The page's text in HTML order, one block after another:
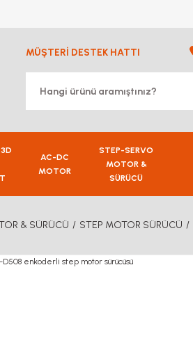
MÜŞTERİ DESTEK HATTI
AC-DC
MOTOR
STEP-SERVO
MOTOR &
SÜRÜCÜ
& SÜRÜCÜ STEP MOTOR SÜRÜCÜ